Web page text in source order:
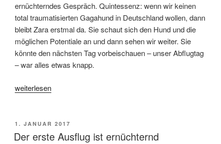
ernüchterndes Gespräch. Quintessenz: wenn wir keinen
total traumatisierten Gagahund in Deutschland wollen, dann
bleibt Zara erstmal da. Sie schaut sich den Hund und die
möglichen Potentiale an und dann sehen wir weiter. Sie
könnte den nächsten Tag vorbeischauen – unser Abflugtag
– war alles etwas knapp.
„Wie
weiter?“
weiterlesen
VERÖFFENTLICHT
AM
1. JANUAR 2017
Der erste Ausflug ist ernüchternd